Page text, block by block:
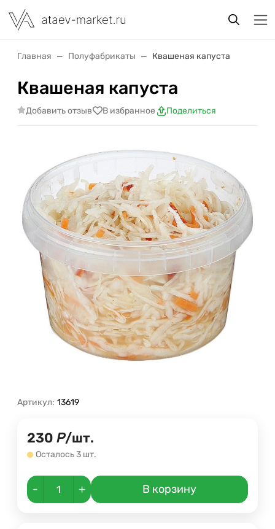
Главная Полуфабрикаты Квашеная капуста
Квашеная капуста
Добавить отзыв В избранное Поделиться
Артикул: 13619
230 Р/шт.
Осталось 3 шт.
- + В корзину